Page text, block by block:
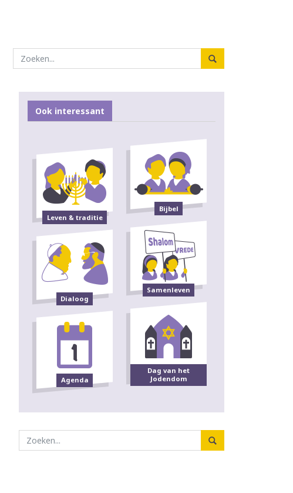
Ook interessant
Leven & traditie
Bijbel
Dialoog
Samenleven
Agenda
Dag van het
Jodendom